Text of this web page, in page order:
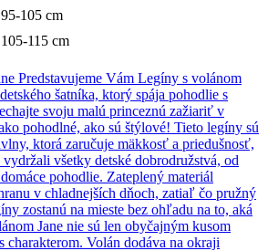
95-105 cm
105-115 cm